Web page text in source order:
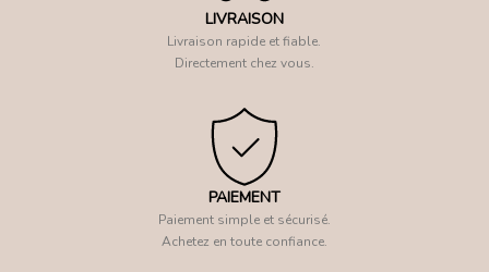
LIVRAISON
Livraison rapide et fiable.
Directement chez vous.
PAIEMENT
Paiement simple et sécurisé.
Achetez en toute confiance.